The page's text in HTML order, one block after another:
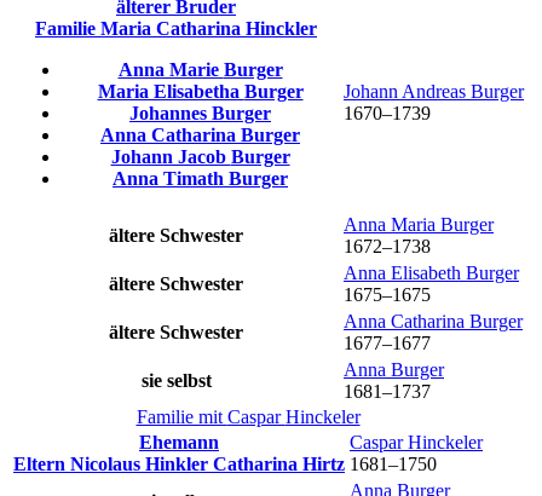
älterer Bruder
Familie Maria Catharina Hinckler
Anna Marie Burger
Maria Elisabetha Burger
Johannes Burger
Anna Catharina Burger
Johann Jacob Burger
Anna Timath Burger
Johann Andreas Burger
1670–1739
ältere Schwester
Anna Maria Burger
1672–1738
ältere Schwester
Anna Elisabeth Burger
1675–1675
ältere Schwester
Anna Catharina Burger
1677–1677
sie selbst
Anna Burger
1681–1737
Familie mit CasparHinckeler
Ehemann
Eltern Nicolaus Hinkler Catharina Hirtz
CasparHinckeler
1681–1750
Anna Burger